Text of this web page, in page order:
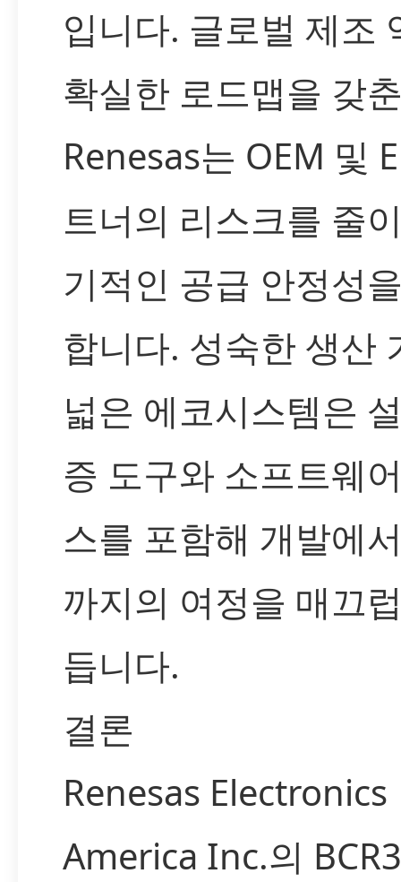
입니다. 글로벌 제조
확실한 로드맵을 갖
Renesas는 OEM 및
트너의 리스크를 줄
기적인 공급 안정성
합니다. 성숙한 생산
넓은 에코시스템은
증 도구와 소프트웨
스를 포함해 개발에
까지의 여정을 매끄
듭니다.
결론
Renesas Electronics
America Inc.의